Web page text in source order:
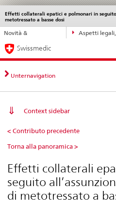
Navigazione
diretta:
novità,
aspetti
legali,
contatto
Novità &
Aspetti legali,
Effetti collaterali epatici e polmonari in
metotressato a basse dosi
Service
navigation
Navigation
Swissmedic
Unternavigation
Context sidebar
Effetti
collaterali
epatici
e
polmonari
in
< Contributo precedente
Torna alla panoramica >
Effetti collaterali
seguito
di metotressato a